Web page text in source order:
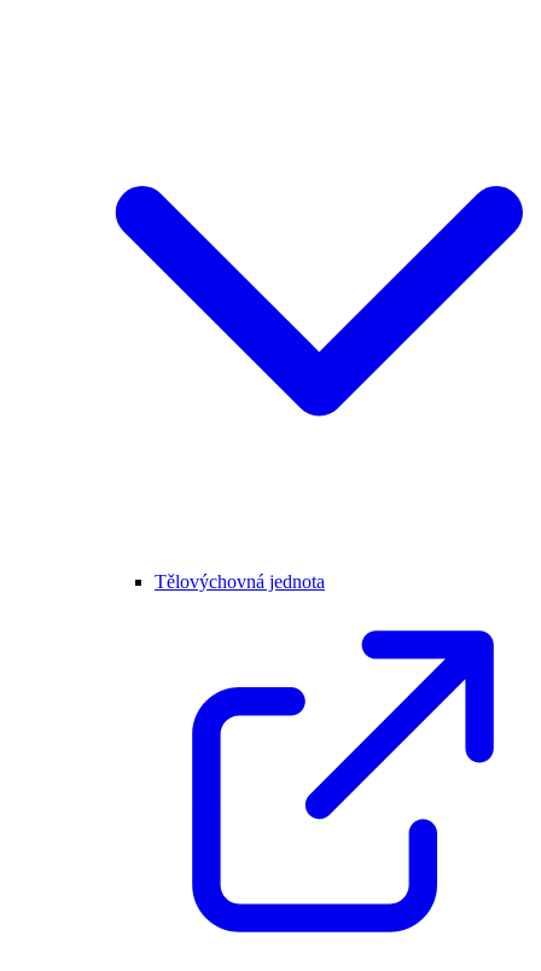
Tělovýchovná jednota